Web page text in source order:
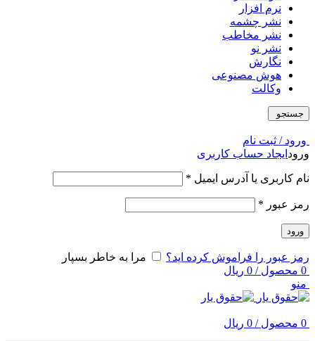
نرم افزار
نشر چشمه
نشر مخاطب
نشر نو
نگارش
هوش مصنوعی
وکالت
جستجو
ورود / ثبت نام
ورود ایجاد حساب کاربری
نام کاربری یا آدرس ایمیل *
رمز عبور *
ورود
رمز عبور را فراموش کرده اید؟
مرا به خاطر بسپار
0 محصول /
0 ریال
منو
0 محصول /
0 ریال